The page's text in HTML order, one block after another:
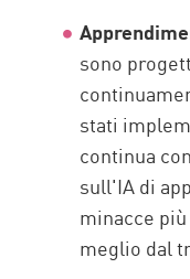
sono
stati
continua
sull'IA di
minacce
meglio dal